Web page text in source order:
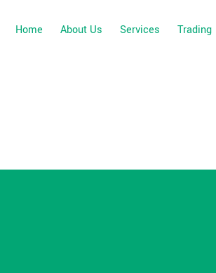
Home About Us Services Trading